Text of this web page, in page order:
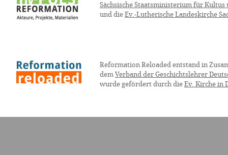
Sächsische Staatsministerium für Kultus
und die Ev.-Lutherische Landeskirche
Reformation Reloaded entstand in
dem Verband der Geschichtslehrer
wurde gefördert durch die Ev. Kirche in